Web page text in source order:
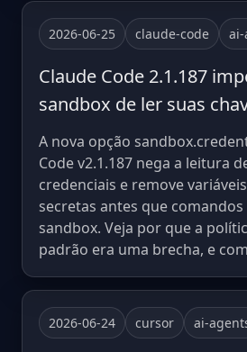
2026-06-25 claude-code ai-
Claude Code 2.1.187
sandbox de ler suas
A nova opção
Code v2.1.187 nega a leitura
credenciais e remove
secretas antes que
sandbox. Veja por que a
padrão era uma brecha, e
2026-06-24 cursor ai-